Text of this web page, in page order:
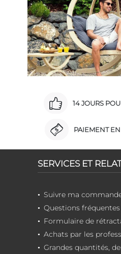
14 JOURS
PAIEMENT
SERVICES ET
Suivre ma
Questions fréquentes
Formulaire de
Achats par les
Grandes quantités,